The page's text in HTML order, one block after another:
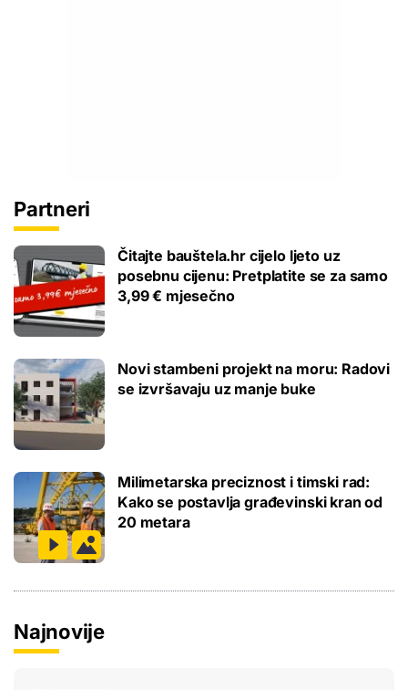
Partneri
Čitajte bauštela.hr cijelo ljeto uz
posebnu cijenu: Pretplatite se za samo
3,99 € mjesečno
Novi stambeni projekt na moru: Radovi
se izvršavaju uz manje buke
Milimetarska preciznost i timski rad:
Kako se postavlja građevinski kran od
20 metara
Najnovije